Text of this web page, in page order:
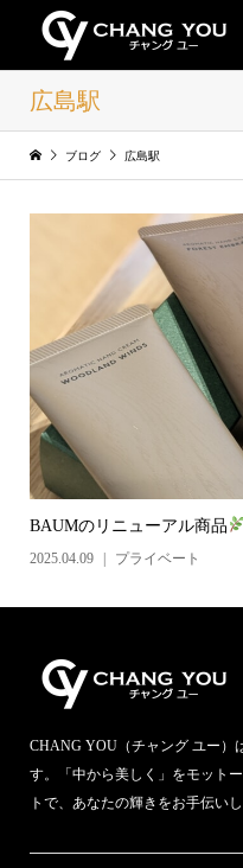
広島駅
ブログ 広島駅
BAUMのリニューアル商品
2025.04.09 プライベート
CHANG YOU（チャング ユー）
す。「中から美しく」をモット
トで、あなたの輝きをお手伝いし